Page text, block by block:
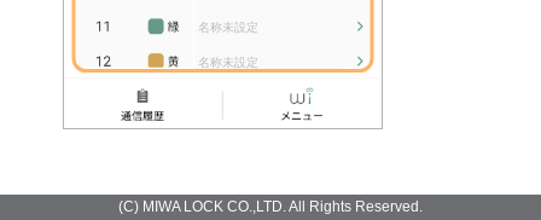
(C) MIWA LOCK CO.,LTD. All Rights Reserved.